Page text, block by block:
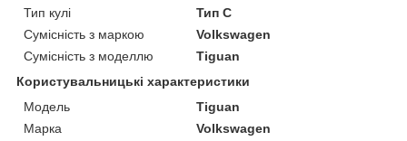
Тип кулі
Тип C
Сумісність з маркою
Volkswagen
Сумісність з моделлю
Tiguan
Користувальницькі характеристики
Модель
Tiguan
Марка
Volkswagen